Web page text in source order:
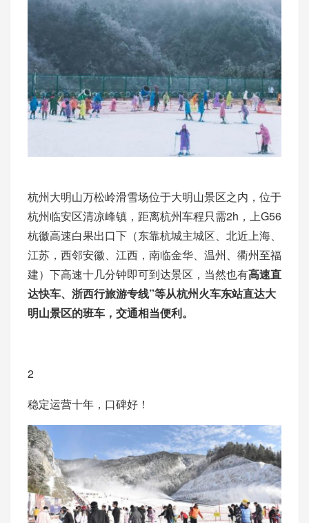
杭州大明山万松岭滑雪场位于大明山景区之内，位于
杭州临安区清凉峰镇，距离杭州车程只需2h，上G56
杭徽高速白果出口下（东靠杭城主城区、北近上海、
江苏，西邻安徽、江西，南临金华、温州、衢州至福
建）下高速十几分钟即可到达景区，当然也有高速直
达快车、浙西行旅游专线”等从杭州火车东站直达大
明山景区的班车，交通相当便利。
2
稳定运营十年，口碑好！